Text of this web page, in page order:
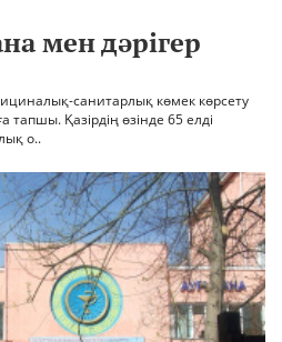
мен дәрігер
санитарлық көмек көрсету
тапшы. Қазірдің өзінде 65 елді
о..